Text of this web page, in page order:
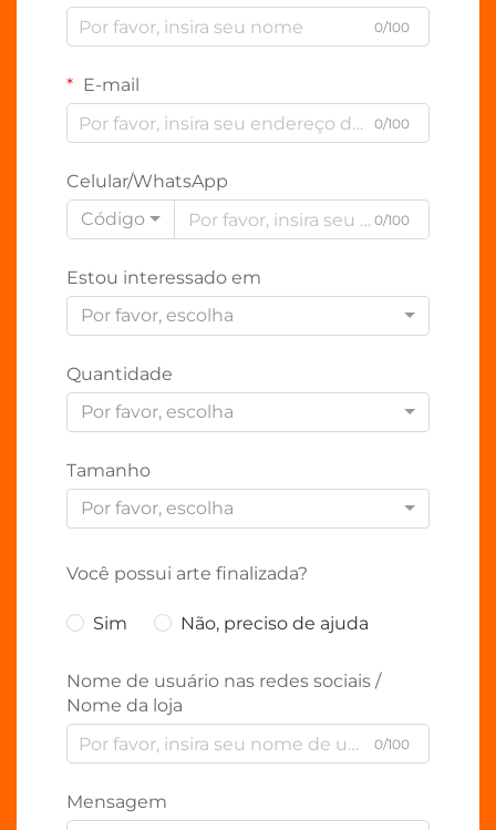
0/100
E-mail
0/100
Celular/WhatsApp
Código
0/100
Estou interessado em
Por favor, escolha
Quantidade
Por favor, escolha
Tamanho
Por favor, escolha
Você possui arte finalizada?
Sim Não, preciso de ajuda
Nome de usuário nas redes sociais /
Nome da loja
0/100
Mensagem